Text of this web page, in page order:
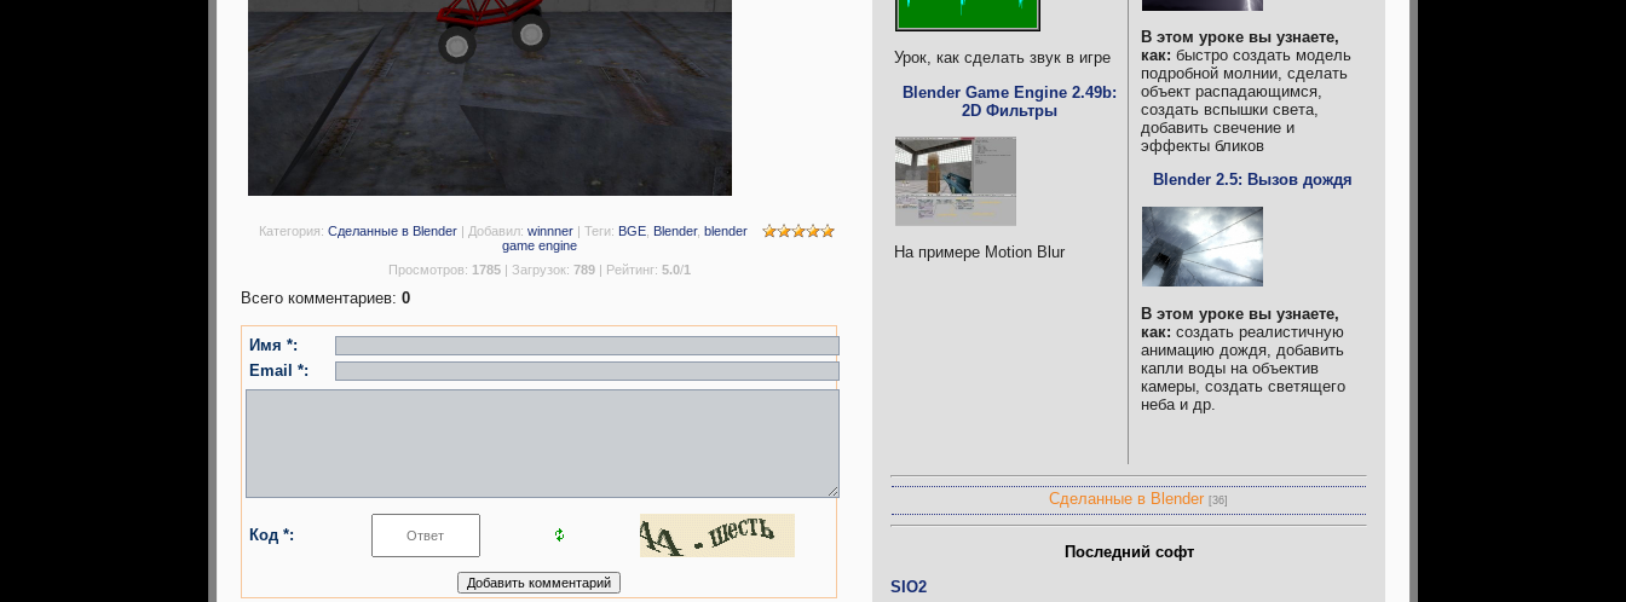
Категория: Сделанные в Blender| Добавил: winnner| Теги: BGE, Blender, blender
game engine
Просмотров: 1785| Загрузок: 789| Рейтинг: 5.0/1
Всего комментариев: 0
Имя *:
Email *:
Код *:
Урок, как сделать звук в игре
Blender Game Engine 2.49b:
2D Фильтры
На примере Motion Blur
В этом уроке вы узнаете,
как: быстро создать модель
подробной молнии, сделать
объект распадающимся,
создать вспышки света,
добавить свечение и
эффекты бликов
Blender 2.5: Вызов дождя
В этом уроке вы узнаете,
как: создать реалистичную
анимацию дождя, добавить
капли воды на объектив
камеры, создать светящего
неба и др.
Сделанные в Blender [36]
Последний софт
SIO2